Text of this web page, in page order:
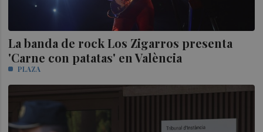
La banda de rock Los Zigarros presenta
'Carne con patatas' en València
PLAZA